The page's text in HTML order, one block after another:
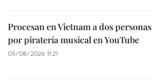
Procesan en Vietnam a dos personas
por piratería musical en YouTube
05/08/2026 11:21